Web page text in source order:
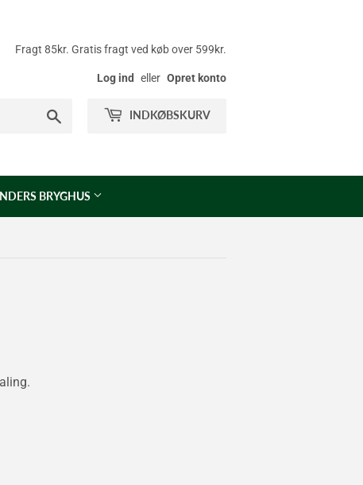
Fragt 85kr. Gratis fragt ved køb over 599kr.
Log ind eller Opret konto
INDKØBSKURV
BRYGHUS